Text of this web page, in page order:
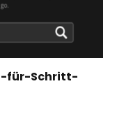
für-Schritt-